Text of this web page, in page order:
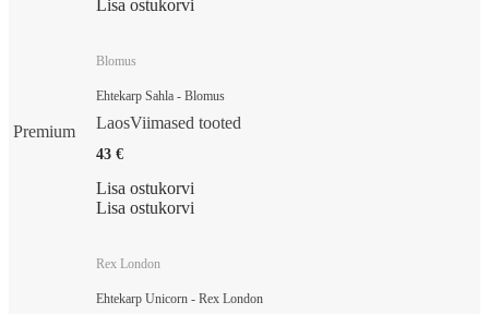
Lisa ostukorvi
Premium
Blomus
Ehtekarp Sahla - Blomus
LaosViimased tooted
43 €
Lisa ostukorvi
Lisa ostukorvi
Rex London
Ehtekarp Unicorn - Rex London